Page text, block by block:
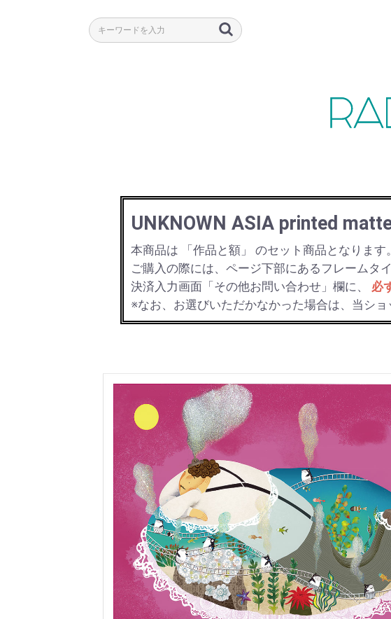
UNKNOWN ASIA printed
本商品は 「作品と額」 のセット商品となります。
ご購入の際には、ページ下部にあるフレームタ
決済入力画面「その他お問い合わせ」欄に、 必
※なお、お選びいただかなかった場合は、当シ